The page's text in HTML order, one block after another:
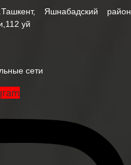
Яшнабадский район
уй
сети